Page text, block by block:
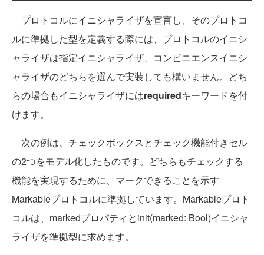
プロトコルにイニシャライザを宣言し、そのプロトコ
ルに準拠した型を定義する際には、プロトコルのイニシ
ャライザは指定イニシャライザ、コンビニエンスイニシ
ャライザのどちらを選んで実装しても構いません。どち
らの場合もイニシャライザにはrequiredキーワードを付
けます。
次の例は、チェックボックスとチェック機能付きセル
の2つをモデル化したものです。どちらもチェックする
機能を実現するために、マークできることを示す
Markableプロトコルに準拠しています。Markableプロト
コルは、markedプロパティとinit(marked: Bool)イニシャ
ライザを準拠型に求めます。